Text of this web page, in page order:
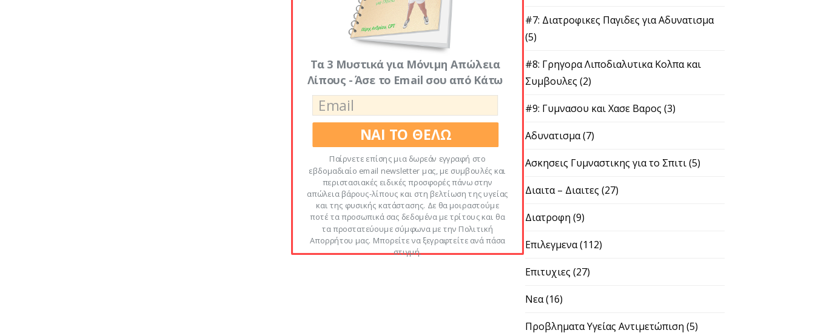
#7: Διατροφικες Παγιδες για Αδυνατισμα
(5)
#8: Γρηγορα Λιποδιαλυτικα Κολπα και
Συμβουλες (2)
#9: Γυμνασου και Χασε Βαρος (3)
Αδυνατισμα(7)
Ασκησεις Γυμναστικης για το Σπιτι(5)
Διαιτα – Διαιτες (27)
Διατροφη (9)
Επιλεγμενα(112)
Επιτυχιες (27)
Νεα(16)
Προβληματα Υγείας Αντιμετώπιση (5)
Τα 3 Μυστικά για Μόνιμη Απώλεια
Λίπους - Άσε το Email σου από Κάτω
ΝΑΙ ΤΟ ΘΕΛΩ
Παίρνετε επίσης μια δωρεάν εγγραφή στο
εβδομαδιαίο email newsletter μας, με συμβουλές και
περιστασιακές ειδικές προσφορές πάνω στην
απώλεια βάρους-λίπους και στη βελτίωση της υγείας
και της φυσικής κατάστασης. Δε θα μοιραστούμε
ποτέ τα προσωπικά σας δεδομένα με τρίτους και θα
τα προστατεύουμε σύμφωνα με την Πολιτική
Απορρήτου μας. Μπορείτε να ξεγραφτείτε ανά πάσα
στιγμή.